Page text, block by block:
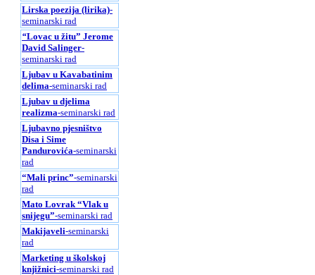
Lirska poezija (lirika)-
seminarski rad
“Lovac u žitu” Jerome
David Salinger-
seminarski rad
Ljubav u Kavabatinim
delima-seminarski rad
Ljubav u djelima
realizma-seminarski rad
Ljubavno pjesništvo
Disa i Sime
Pandurovića-seminarski
rad
“Mali princ”-seminarski
rad
Mato Lovrak “Vlak u
snijegu”-seminarski rad
Makijaveli-seminarski
rad
Marketing u školskoj
knjižnici-seminarski rad